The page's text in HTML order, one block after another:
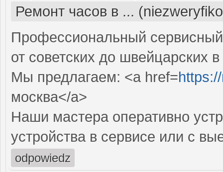
Ремонт часов в ...
Профессиональный
от советских до швейцарских
Мы предлагаем: <a href=
москва</a>
Наши мастера оперативно
устройства в сервисе или с
odpowiedz